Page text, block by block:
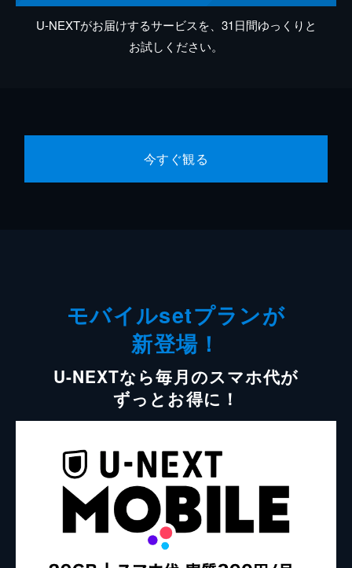
U-NEXTがお届けするサービスを、31日間ゆっくりと
お試しください。
今すぐ観る
モバイルsetプランが
新登場！
U-NEXTなら毎月のスマホ代が
ずっとお得に！